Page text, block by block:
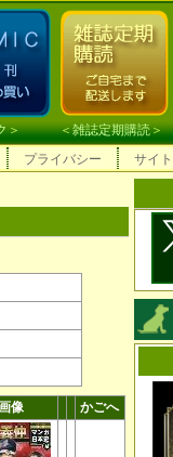
＞ ＜雑誌定期購読
プライバシー サイ
像 かごへ